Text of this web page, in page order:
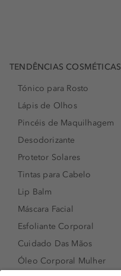
TENDÊNCIAS COSMÉTICAS
Tónico para Rosto
Lápis de Olhos
Pincéis de Maquilhagem
Desodorizante
Protetor Solares
Tintas para Cabelo
Lip Balm
Máscara Facial
Esfoliante Corporal
Cuidado Das Mãos
Óleo Corporal Mulher